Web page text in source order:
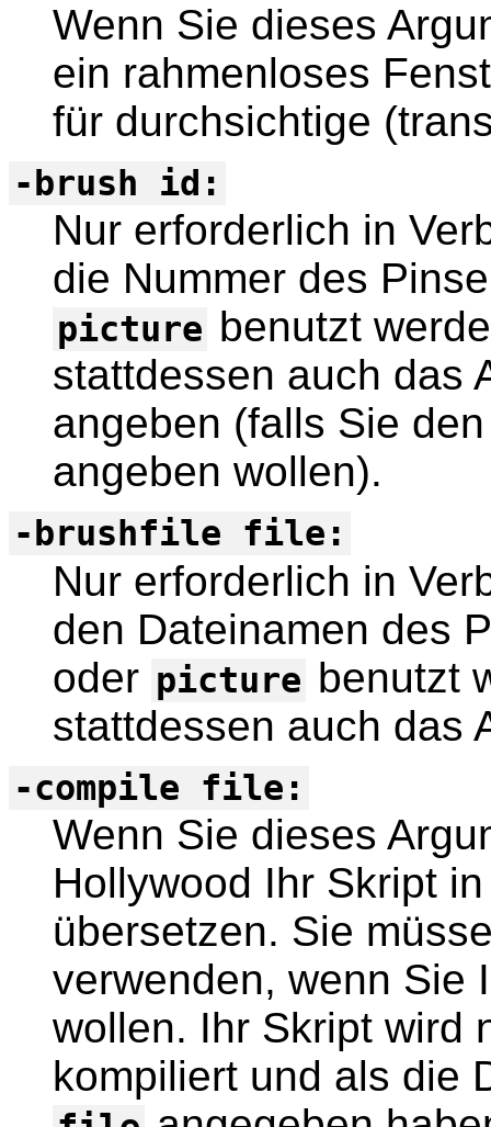
Wenn Sie dieses
ein rahmenloses
für durchsichtige
-brush id:
Nur erforderlich in
die Nummer des
picture benutzt
stattdessen auch das
angeben (falls Sie
angeben wollen).
-brushfile file:
Nur erforderlich in
den Dateinamen des
oder picture benutzt
stattdessen auch das
-compile file:
Wenn Sie dieses
Hollywood Ihr Skript
übersetzen. Sie
verwenden, wenn Sie
wollen. Ihr Skript wird
kompiliert und als die